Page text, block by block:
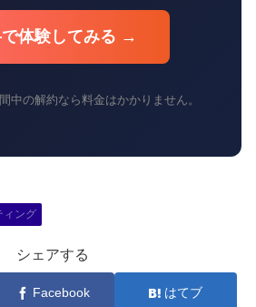
体験してみる →
中の解約なら料金はかかりません。
ィング
シェアする
Facebook はてブ